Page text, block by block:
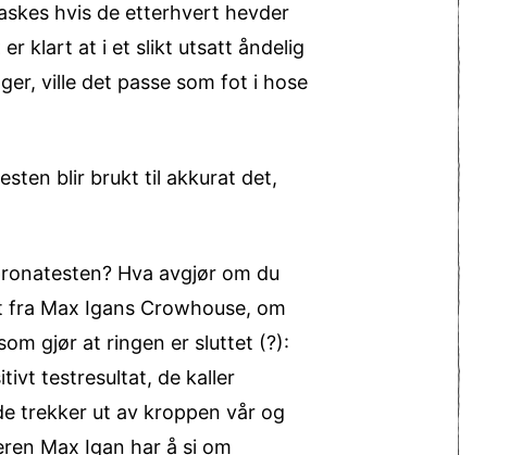
hvis de etterhvert hevder
klart at i et slikt utsatt åndelig
ville det passe som fot i hose
blir brukt til akkurat det,
Hva avgjør om du
Max Igans Crowhouse, om
gjør at ringen er sluttet (?):
testresultat, de kaller
trekker ut av kroppen vår og
Max Igan har å si om